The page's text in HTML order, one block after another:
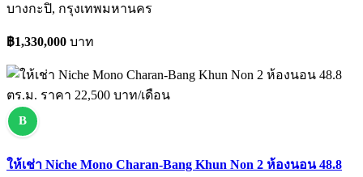
บางกะปิ, กรุงเทพมหานคร
฿1,330,000 บาท
B
ให้เช่า Niche Mono Charan-Bang Khun Non 2 ห้องนอน 48.8